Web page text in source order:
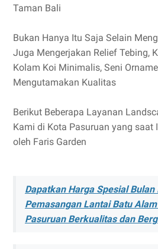
Taman Bali
Bukan Hanya Itu Saja Selain
Juga Mengerjakan Relief Tebing,
Kolam Koi Minimalis, Seni
Mengutamakan Kualitas
Berikut Beberapa Layanan
Kami di Kota Pasuruan yang saat
oleh Faris Garden
Dapatkan Harga Spesial Bulan
Pemasangan Lantai Batu
Pasuruan Berkualitas dan